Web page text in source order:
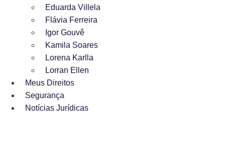
Eduarda Villela
Flávia Ferreira
Igor Gouvê
Kamila Soares
Lorena Karlla
Lorran Ellen
Meus Direitos
Segurança
Notícias Jurídicas